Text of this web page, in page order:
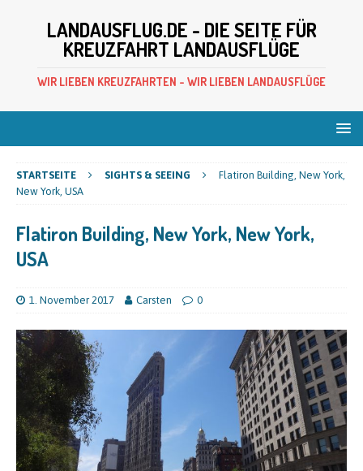
LANDAUSFLUG.DE - DIE SEITE FÜR
KREUZFAHRT LANDAUSFLÜGE
WIR LIEBEN KREUZFAHRTEN - WIR LIEBEN LANDAUSFLÜGE
STARTSEITE SIGHTS & SEEING
Flatiron Building, New York,
New York, USA
Flatiron Building, New York, New York,
USA
1. November 2017 Carsten 0